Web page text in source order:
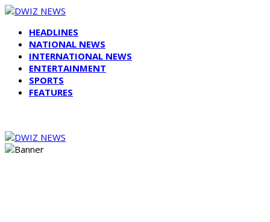
HEADLINES
NATIONAL NEWS
INTERNATIONAL NEWS
ENTERTAINMENT
SPORTS
FEATURES